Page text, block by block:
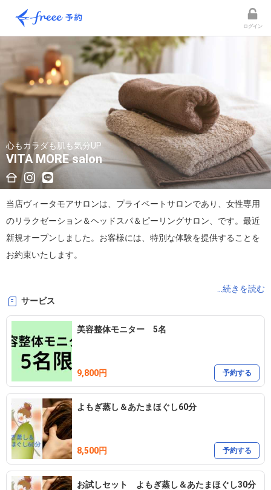
ログイン
心もカラダも肌も気分UP
VITA MORE salon
当店ヴィータモアサロンは、プライベートサロンであり、女性専用
のリラクゼーション＆ヘッドスパ＆ピーリングサロン、です。最近
新規オープンしました。お客様には、特別な体験を提供することを
お約束いたします。
✯現金のみのお支払いとなります。　今後キャッシュレス決済導入
予定しておりますが、今しばらくご了承下さい。
当店は自宅サロンの為、ご予約頂きご予約数日前までに住所＆連絡
...続きを読む
サービス
美容整体モニター 5名
9,800円 予約する
よもぎ蒸し＆あたまほぐし60分
8,500円 予約する
お試しセット よもぎ蒸し＆あたまほぐし30分